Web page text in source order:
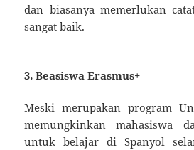
dan biasanya memerlukan
sangat baik.
3. Beasiswa Erasmus+
Meski merupakan program
memungkinkan mahasiswa
untuk belajar di Spanyol